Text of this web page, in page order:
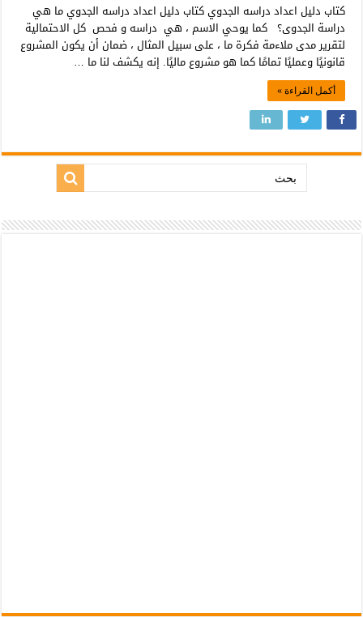
كتاب دليل اعداد دراسه الجدوي كتاب دليل اعداد دراسه الجدوي ما هي
دراسة الجدوى؟ كما يوحي الاسم ، هي دراسه و فحص كل الاحتمالية
لتقرير مدى ملاءمة فكرة ما ، على سبيل المثال ، ضمان أن يكون المشروع
قانونيًا وعمليًا تمامًا كما هو مشروع ماليًا. إنه يكشف لنا ما …
أكمل القراءة »
بحث: